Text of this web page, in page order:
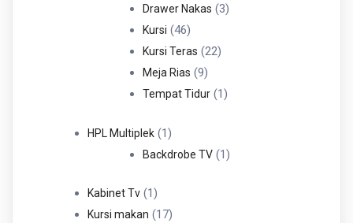
Produk
Drawer Nakas 33
Kursi 4646
Produk
Kursi Teras 2222
Meja Rias 99
Produk
Tempat Tidur 11
HPL Multiplek 11
Produk
Backdrobe TV 11
Kabinet Tv 11
Produk
Kursi makan 1717